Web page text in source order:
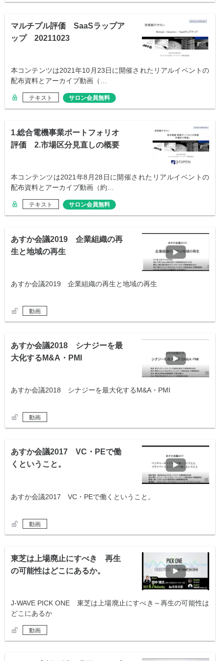
マルチプル評価 SaaSラップア
ップ 20211023
本コンテンツは2021年10月23日に開催されたリアルイベントの
配布資料とアーカイブ動画（…
テキスト サロン会員無料
1.総合電機事業ポートフォリオ
評価 2.市場区分見直しの概要
本コンテンツは2021年8月28日に開催されたリアルイベントの
配布資料とアーカイブ動画（約…
テキスト サロン会員無料
あすか会議2019 企業組織の再
生と地域の再生
あすか会議2019 企業組織の再生と地域の再生
動画
あすか会議2018 シナジーを最
大化するM&A・PMI
あすか会議2018 シナジーを最大化するM&A・PMI
動画
あすか会議2017 VC・PEで働
くということ。
あすか会議2017 VC・PEで働くということ。
動画
東芝は上場廃止にすべき 再生
の可能性はどこにあるか。
J-WAVE PICK ONE 東芝は上場廃止にすべき～再生の可能性は
どこにあるか
動画